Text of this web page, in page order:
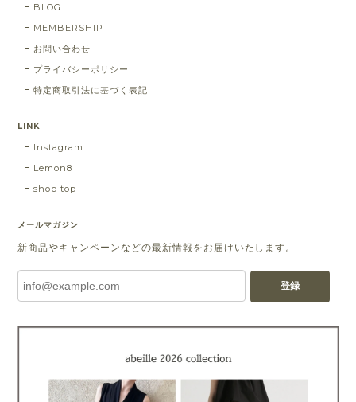
BLOG
MEMBERSHIP
お問い合わせ
プライバシーポリシー
特定商取引法に基づく表記
LINK
Instagram
Lemon8
shop top
メールマガジン
新商品やキャンペーンなどの最新情報をお届けいたします。
登録